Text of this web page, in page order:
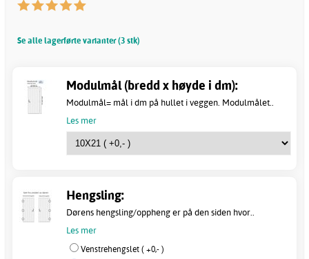
Se alle lagerførte varianter (3 stk)
Modulmål (bredd x høyde i dm):
Modulmål= mål i dm på hullet i veggen. Modulmålet..
Les mer
Hengsling:
Dørens hengsling/oppheng er på den siden hvor..
Les mer
Venstrehengslet ( +0,- )